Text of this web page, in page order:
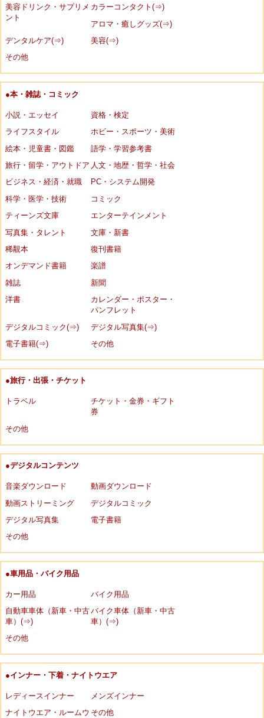
美容ドリンク・サプリメ
ント
カラーコンタクト(⇒)
アロマ・癒しグッズ(⇒)
デンタルケア(⇒)
美容(⇒)
その他
●本・雑誌・コミック
小説・エッセイ
資格・検定
ライフスタイル
ホビー・スポーツ・美術
絵本・児童書・図鑑
語学・学習参考書
旅行・留学・アウトドア 人文・地歴・哲学・社会
ビジネス・経済・就職
PC・システム開発
科学・医学・技術
コミック
ティーンズ文庫
エンターテインメント
写真集・タレント
文庫・新書
稀覯本
復刊書籍
オンデマンド書籍
楽譜
雑誌
新聞
洋書
カレンダー・ポスター・
パンフレット
デジタルコミック(⇒)
デジタル写真集(⇒)
電子書籍(⇒)
その他
●旅行・出張・チケット
トラベル
チケット・金券・ギフト
券
その他
●デジタルコンテンツ
音楽ダウンロード
動画ダウンロード
動画ストリーミング
デジタルコミック
デジタル写真集
電子書籍
その他
●車用品・バイク用品
カー用品
バイク用品
自動車車体（新車・中古
車）(⇒)
バイク車体（新車・中古
車）(⇒)
その他
●インナー・下着・ナイトウエア
レディースインナー
メンズインナー
ナイトウエア・ルームウ その他